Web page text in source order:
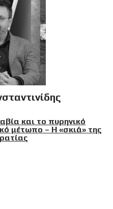
και το πυρηνικό
μέτωπο – Η «σκιά» της